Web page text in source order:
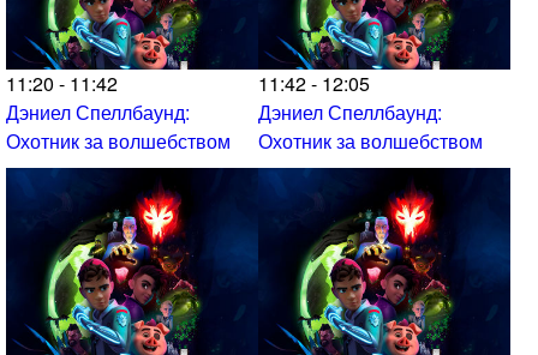
11:20 - 11:42
Дэниел Спеллбаунд:
Охотник за волшебством
11:42 - 12:05
Дэниел Спеллбаунд:
Охотник за волшебством